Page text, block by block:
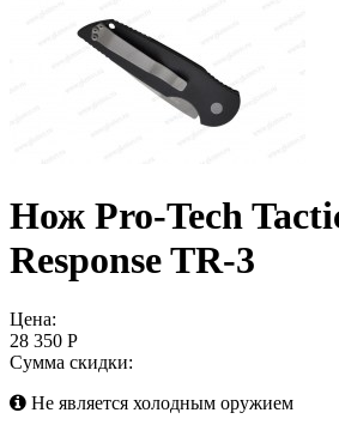
Нож Pro-Tech
Response TR-3
Цена:
28 350 Р
Сумма скидки:
Не является холодным оружием